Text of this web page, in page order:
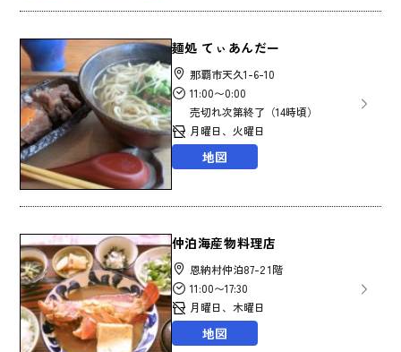
麺処 てぃあんだー
那覇市天久1-6-10
11:00〜0:00
売切れ次第終了（14時頃）
月曜日、火曜日
地図
仲泊海産物料理店
恩納村仲泊87-2 1階
11:00〜17:30
月曜日、木曜日
地図